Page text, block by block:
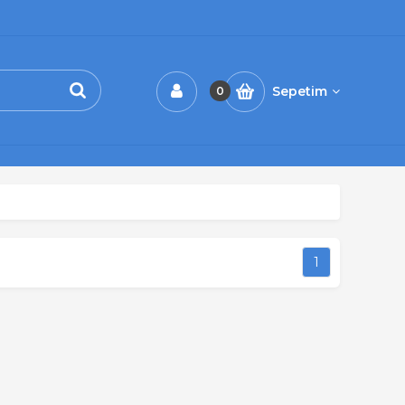
0 Sepetim
1